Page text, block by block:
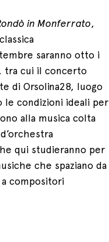
in Monferrato,
saranno otto i
tra cui il concerto
di Orsolina28, luogo
le condizioni ideali per
alla musica colta
qui studieranno per
che spaziano da
compositori